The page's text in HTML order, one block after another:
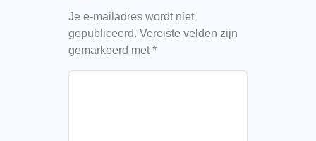
Je e-mailadres wordt niet
gepubliceerd. Vereiste velden zijn
gemarkeerd met*